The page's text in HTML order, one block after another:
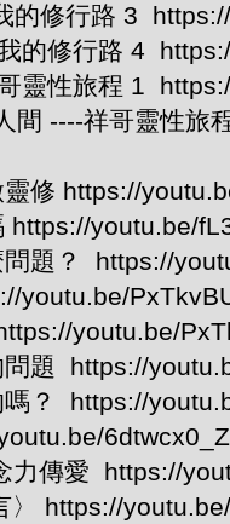
的修行路 3
的修行路 4
靈性旅程 1
間 ----祥哥靈性
修 https://
https://youtu.be/
問題？ https://
youtu.be/
youtu.be/
問題 https://
嗎？ https://
力傳愛 https://
〉 https://